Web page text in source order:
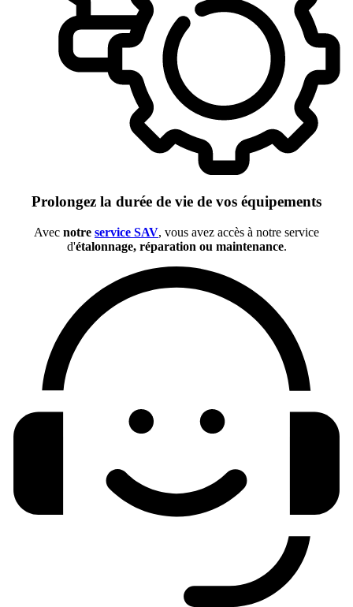
Prolongez la durée de vie de vos équipements
Avec notre service SAV, vous avez accès à notre service
d'étalonnage, réparation ou maintenance.